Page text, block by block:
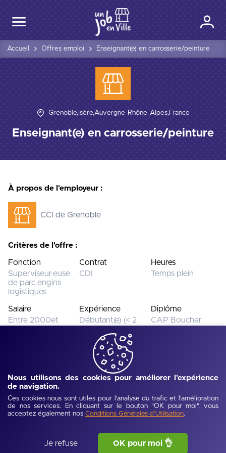
Nous utilisons des cookies pour améliorer l'expérience
de navigation.
Ces cookies nous sont utiles pour l'analyse du trafic et l'amélioration
de nos services. En cliquant sur le bouton "OK pour moi", vous
acceptez également nos Conditions Générales d'Utilisation.
Je refuse OK pour moi 👌
Accueil Offres emploi Enseignant(e) en carrosserie/peinture
Grenoble,Isère,Auvergne-Rhône-Alpes,France
Enseignant(e) en carrosserie/peinture
À propos de l'employeur :
CCI de Grenoble
Critères de l'offre :
Fonction
Superviseur·euse
de parc engins
logistiques
Contrat
CDI
Heures
Temps plein
Salaire
Entre 2000et
Expérience
Débutant(e) (< 2
Diplôme
CAP Boucher
Cette offre n’est plus disponible.
Description de l'offre
Ref :UJEV695d40ecdd059- Publié : 05/02/2026
La Chambre de Commerce et d'Industrie de Grenoble